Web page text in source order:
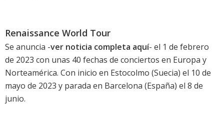
Renaissance World Tour
Se anuncia -ver noticia completa aquí- el 1 de febrero
de 2023 con unas 40 fechas de conciertos en Europa y
Norteamérica. Con inicio en Estocolmo (Suecia) el 10 de
mayo de 2023 y parada en Barcelona (España) el 8 de
junio.